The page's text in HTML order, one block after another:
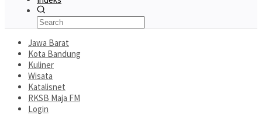
Jawa Barat
Kota Bandung
Kuliner
Wisata
Katalisnet
RKSB Maja FM
Login